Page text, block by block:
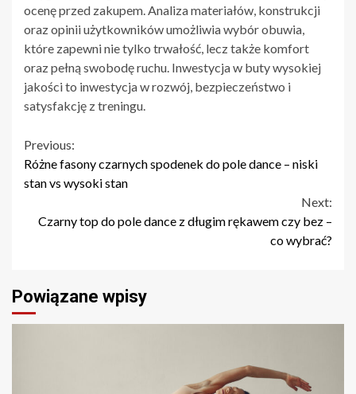
ocenę przed zakupem. Analiza materiałów, konstrukcji
oraz opinii użytkowników umożliwia wybór obuwia,
które zapewni nie tylko trwałość, lecz także komfort
oraz pełną swobodę ruchu. Inwestycja w buty wysokiej
jakości to inwestycja w rozwój, bezpieczeństwo i
satysfakcję z treningu.
Continue
Reading
Previous:
Różne fasony czarnych spodenek do pole dance – niski
stan vs wysoki stan
Next:
Czarny top do pole dance z długim rękawem czy bez –
co wybrać?
Powiązane wpisy